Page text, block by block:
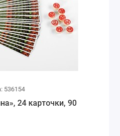
536154
24 карточки, 90